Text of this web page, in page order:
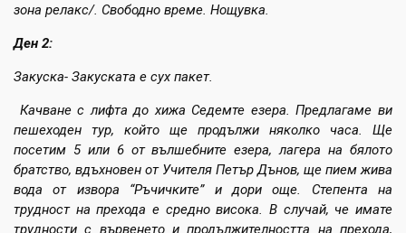
зона релакс/. Свободно време. Нощувка.
Ден 2:
Закуска- Закуската е сух пакет.
Качване с лифта до хижа Седемте езера. Предлагаме ви
пешеходен тур, който ще продължи няколко часа. Ще
посетим 5 или 6 от вълшебните езера, лагера на бялото
братство, вдъхновен от Учителя Петър Дънов, ще пием жива
вода от извора “Ръчичките” и дори още. Степента на
трудност на прехода е средно висока. В случай, че имате
трудности с вървенето и продължителността на прехода,